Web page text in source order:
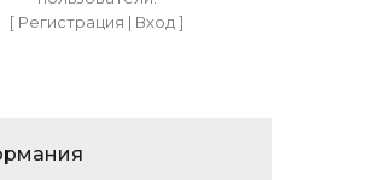
[ Регистрация | Вход]